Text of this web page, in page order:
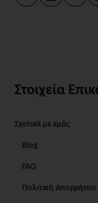
Σχετικά με εμάς
Blog
FAQ
Πολιτική Απορρήτου